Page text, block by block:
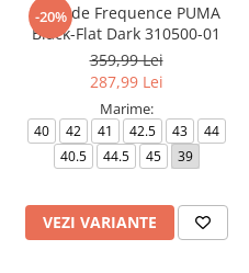
-20%
Softride Frequence PUMA
Black-Flat Dark 310500-01
359,99 Lei
287,99 Lei
Marime:
40 42 41 42.5 43
44
40.5
44.5 45 39
VEZI VARIANTE